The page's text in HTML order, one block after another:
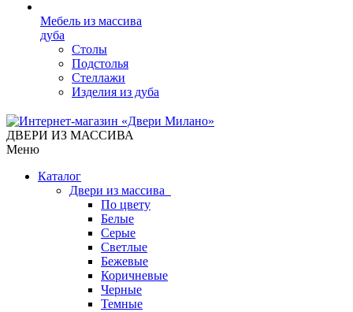
Мебель из массива
дуба
Столы
Подстолья
Стеллажи
Изделия из дуба
ДВЕРИ ИЗ МАССИВА
Меню
Каталог
Двери из массива
По цвету
Белые
Серые
Светлые
Бежевые
Коричневые
Черные
Темные